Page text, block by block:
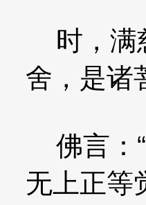
时，满
舍，是诸
佛言：“
无上正等